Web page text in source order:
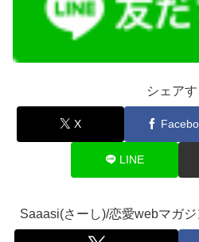
シェアす
X
LINE
Saaasi(さーし)/恋愛webマガ